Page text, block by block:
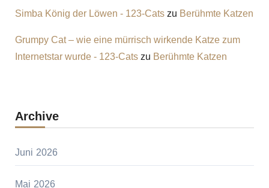
Simba König der Löwen - 123-Catszu Berühmte Katzen
Grumpy Cat – wie eine mürrisch wirkende Katze zum
Internetstar wurde - 123-Catszu Berühmte Katzen
Archive
Juni 2026
Mai 2026